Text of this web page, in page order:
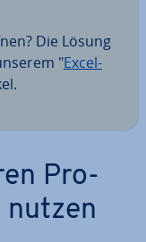
Die Lösung
"Excel-
Pro­
nutzen